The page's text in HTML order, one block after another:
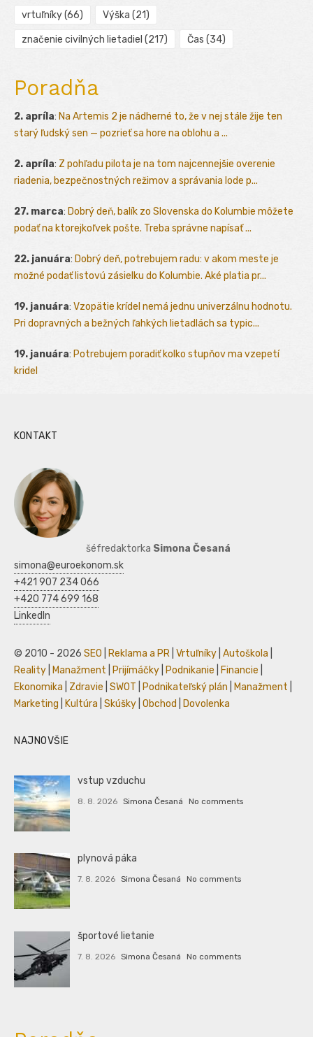
vrtuľníky(66) Výška (21)
značenie civilných lietadiel (217) Čas (34)
Poradňa
2. apríla: Na Artemis 2 je nádherné to, že v nej stále žije ten
starý ľudský sen — pozrieť sa hore na oblohu a ...
2. apríla: Z pohľadu pilota je na tom najcennejšie overenie
riadenia, bezpečnostných režimov a správania lode p...
27. marca: Dobrý deň, balík zo Slovenska do Kolumbie môžete
podať na ktorejkoľvek pošte. Treba správne napísať ...
22. januára: Dobrý deň, potrebujem radu: v akom meste je
možné podať listovú zásielku do Kolumbie. Aké platia pr...
19. januára: Vzopätie krídel nemá jednu univerzálnu hodnotu.
Pri dopravných a bežných ľahkých lietadlách sa typic...
19. januára: Potrebujem poradiť kolko stupňov ma vzepetí
kridel
KONTAKT
šéfredaktorka Simona Česaná
simona@euroekonom.sk
+421 907 234 066
+420 774 699 168
LinkedIn
© 2010 - 2026 SEO Reklama a PR Vrtuľníky Autoškola
Reality
Manažment Prijímáčky Podnikanie Financie
Ekonomika
Zdravie SWOT Podnikateľský plán Manažment
Marketing
Kultúra Skúšky Obchod Dovolenka
NAJNOVŠIE
vstup vzduchu
8. 8. 2026 Simona Česaná No comments
plynová páka
7. 8. 2026 Simona Česaná No comments
športové lietanie
7. 8. 2026 Simona Česaná No comments